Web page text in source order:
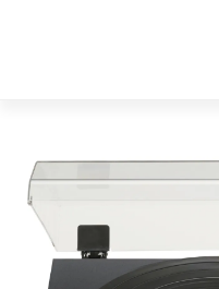
TEAC TN-180BT-A3